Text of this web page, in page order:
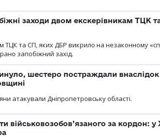
заходи двом екскерівникам ТЦК
ТЦК та СП, яких ДБР викрило на незаконному
запобіжний захід.
шестеро постраждали внаслідок
атакували Дніпропетровську області.
військовозобов’язаного за кордон: у